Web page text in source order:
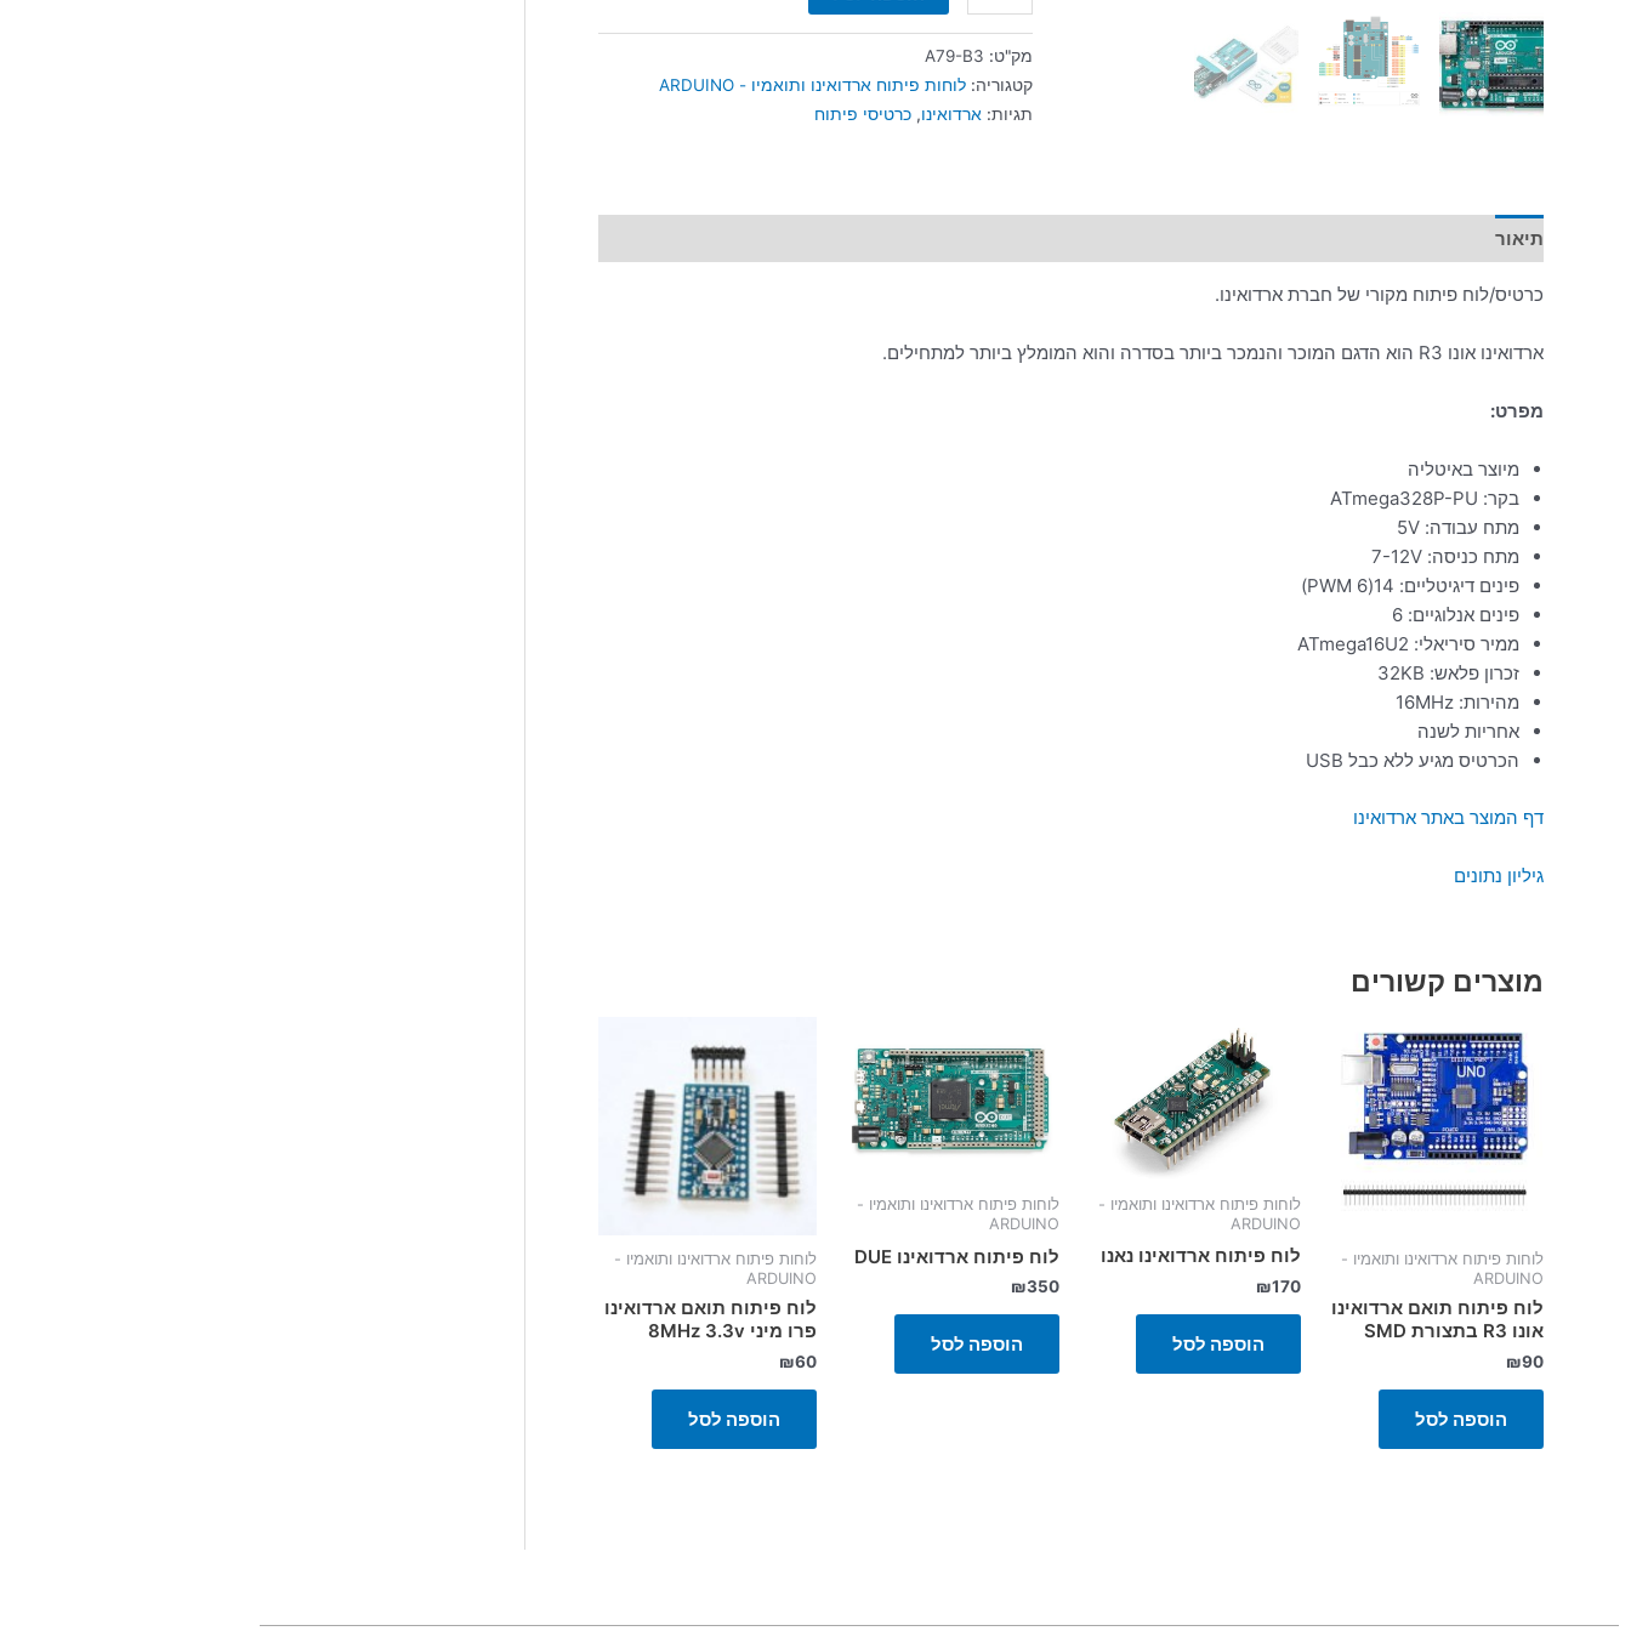
מק"ט: A79-B3
קטגוריה: לוחות פיתוח ארדואינו ותואמיו - ARDUINO
תגיות: ארדואינו, כרטיסי פיתוח
תיאור
כרטיס/לוח פיתוח מקורי של חברת ארדואינו.
ארדואינו אונו R3 הוא הדגם המוכר והנמכר ביותר בסדרה והוא המומלץ ביותר למתחילים.
מפרט:
מיוצר באיטליה
בקר: ATmega328P-PU
מתח עבודה: 5V
מתח כניסה: 7-12V
פינים דיגיטליים: 14(6 PWM)
פינים אנלוגיים: 6
ממיר סיריאלי: ATmega16U2
זכרון פלאש: 32KB
מהירות: 16MHz
אחריות לשנה
הכרטיס מגיע ללא כבל USB
דף המוצר באתר ארדואינו
גיליון נתונים
מוצרים קשורים
לוחות פיתוח ארדואינו ותואמיו -
ARDUINO
לוח פיתוח תואם ארדואינו
אונו R3 בתצורת SMD
₪90
הוספה לסל
לוחות פיתוח ארדואינו ותואמיו -
ARDUINO
לוח פיתוח ארדואינו נאנו
₪170
הוספה לסל
לוחות פיתוח ארדואינו ותואמיו -
ARDUINO
לוח פיתוח ארדואינו DUE
₪350
הוספה לסל
לוחות פיתוח ארדואינו ותואמיו -
ARDUINO
לוח פיתוח תואם ארדואינו
פרו מיני 8MHz 3.3v
₪60
הוספה לסל